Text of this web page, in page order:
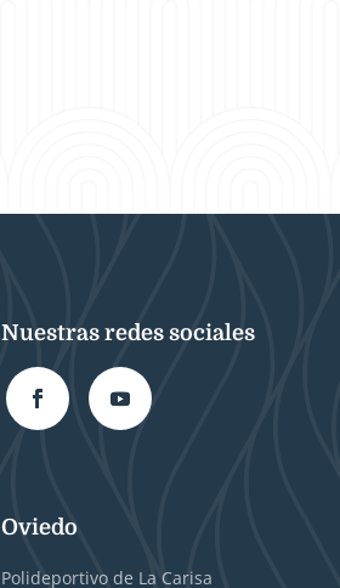
Nuestras redes sociales
Oviedo
Polideportivo de La Carisa